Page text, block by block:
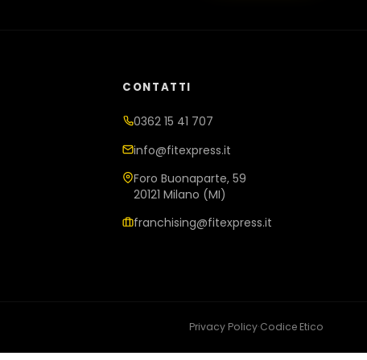
CONTATTI
0362 15 41 707
info@fitexpress.it
Foro Buonaparte, 59
20121 Milano (MI)
franchising@fitexpress.it
Privacy Policy·Codice Etico